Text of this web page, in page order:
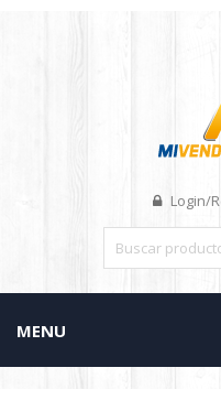
Login/
MENU